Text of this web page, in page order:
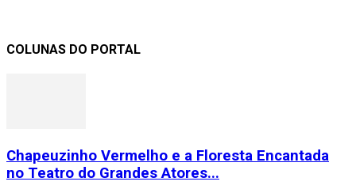
COLUNAS DO PORTAL
Chapeuzinho Vermelho e a Floresta Encantada
no Teatro do Grandes Atores...